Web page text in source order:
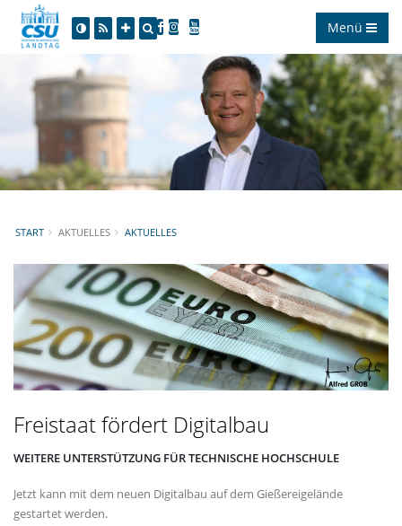
Menü
START AKTUELLES AKTUELLES
Freistaat fördert Digitalbau
WEITERE UNTERSTÜTZUNG FÜR TECHNISCHE HOCHSCHULE
Jetzt kann mit dem neuen Digitalbau auf dem Gießereigelände
gestartet werden.